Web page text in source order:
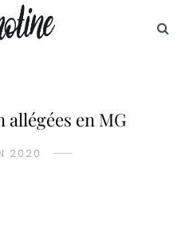
en MG
2020